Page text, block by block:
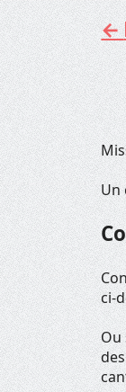
Aller
au
Un
ci-
Ou